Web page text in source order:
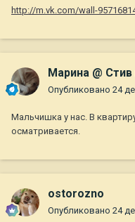
http://m.vk.com/wall-
Марина @
Опубликовано 24
Мальчишка у нас. В
осматривается.
ostorozno
Опубликовано 24